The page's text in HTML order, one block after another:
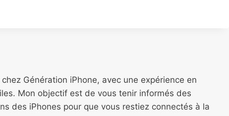
Génération iPhone, avec une expérience en
Mon objectif est de vous tenir informés des
des iPhones pour que vous restiez connectés à la